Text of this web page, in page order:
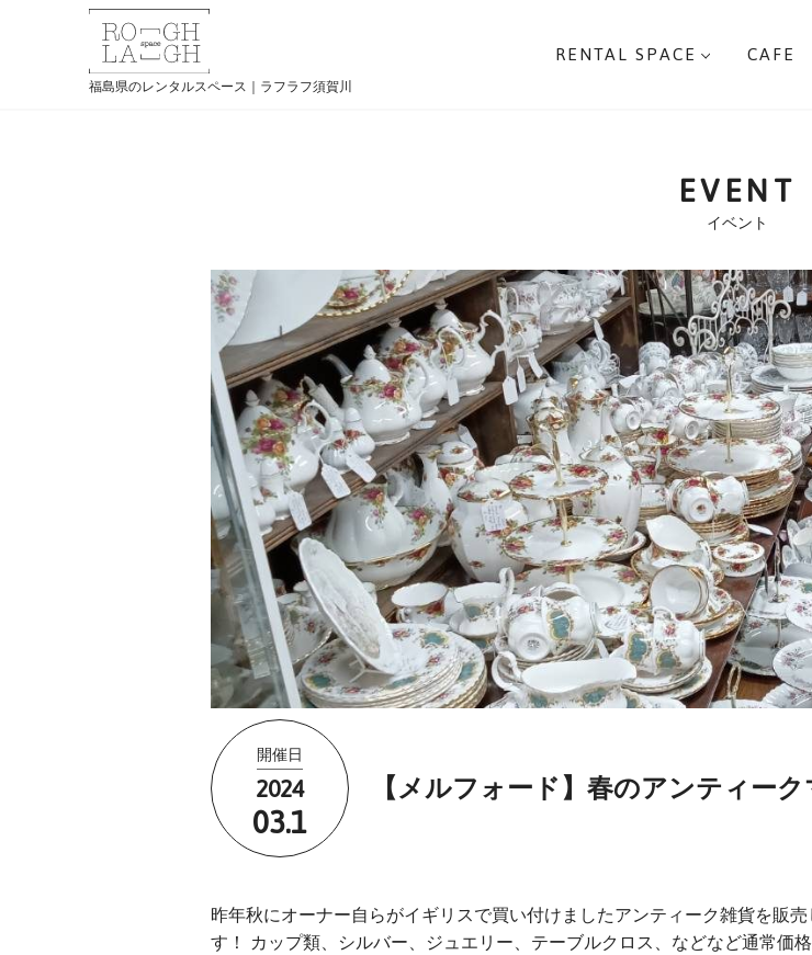
福島県のレンタルスペース｜ラフラフ須賀川
RENTAL SPACE CAFE
EVENT
イベント
開催日
2024
03.1
【メルフォード】春のアンティー
昨年秋にオーナー自らがイギリスで買い付けましたアンティーク雑貨を販
す！ カップ類、シルバー、ジュエリー、テーブルクロス、などなど通常価